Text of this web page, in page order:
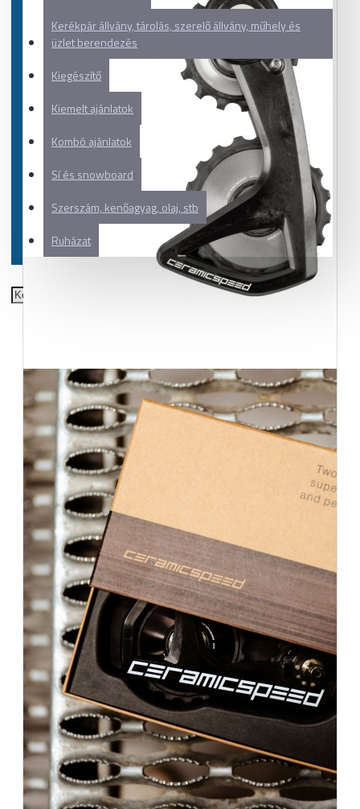
Kerékpár állvány, tárolás, szerelő állvány, műhely és
üzlet berendezés
Kiegészítő
Kiemelt ajánlatok
Kombó ajánlatok
Sí és snowboard
Szerszám, kenőagyag, olaj, stb
Ruházat